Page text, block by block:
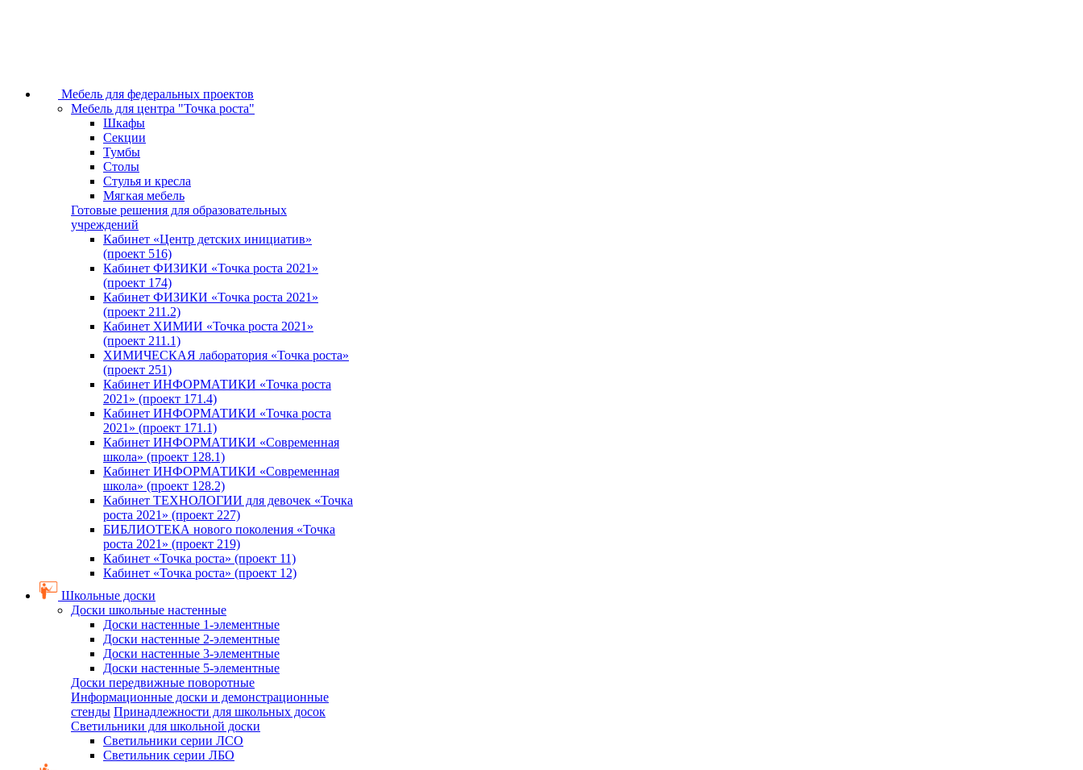
Мебель для федеральных проектов
Мебель для центра "Точка роста"
Шкафы
Секции
Тумбы
Столы
Стулья и кресла
Мягкая мебель
Готовые решения для образовательных
учреждений
Кабинет «Центр детских инициатив»
(проект 516)
Кабинет ФИЗИКИ «Точка роста 2021»
(проект 174)
Кабинет ФИЗИКИ «Точка роста 2021»
(проект 211.2)
Кабинет ХИМИИ «Точка роста 2021»
(проект 211.1)
ХИМИЧЕСКАЯ лаборатория «Точка роста»
(проект 251)
Кабинет ИНФОРМАТИКИ «Точка роста
2021» (проект 171.4)
Кабинет ИНФОРМАТИКИ «Точка роста
2021» (проект 171.1)
Кабинет ИНФОРМАТИКИ «Современная
школа» (проект 128.1)
Кабинет ИНФОРМАТИКИ «Современная
школа» (проект 128.2)
Кабинет ТЕХНОЛОГИИ для девочек «Точка
роста 2021» (проект 227)
БИБЛИОТЕКА нового поколения «Точка
роста 2021» (проект 219)
Кабинет «Точка роста» (проект 11)
Кабинет «Точка роста» (проект 12)
Школьные доски
Доски школьные настенные
Доски настенные 1-элементные
Доски настенные 2-элементные
Доски настенные 3-элементные
Доски настенные 5-элементные
Доски передвижные поворотные
Информационные доски и демонстрационные
стенды Принадлежности для школьных досок
Светильники для школьной доски
Светильники серии ЛСО
Светильник серии ЛБО